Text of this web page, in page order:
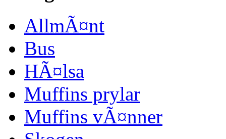
AllmÃ¤nt
Bus
HÃ¤lsa
Muffins prylar
Muffins vÃ¤nner